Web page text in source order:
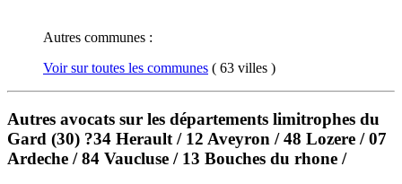
Autres communes :
Voir sur toutes les communes ( 63 villes )
Autres avocats sur les départements limitrophes du
Gard (30) ?34 Herault / 12 Aveyron / 48 Lozere / 07
Ardeche / 84 Vaucluse / 13 Bouches du rhone /